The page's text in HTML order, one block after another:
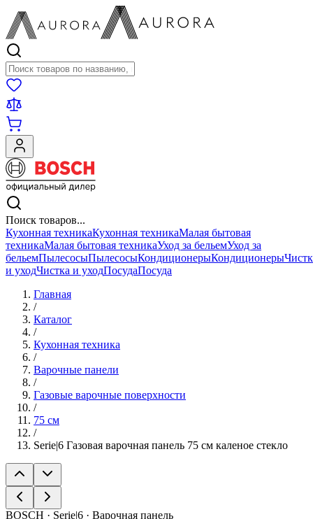
Поиск товаров
Поиск товаров...
Кухонная техникаКухонная техникаМалая бытовая
техникаМалая бытовая техникаУход за бельемУход за
бельемПылесосыПылесосыКондиционерыКондиционеры
и уходЧистка и уходПосудаПосуда
Главная
/
Каталог
/
Кухонная техника
/
Варочные панели
/
Газовые варочные поверхности
/
75 см
/
Serie|6 Газовая варочная панель 75 см каленое стекло
BOSCH · Serie|6 · Варочная панель